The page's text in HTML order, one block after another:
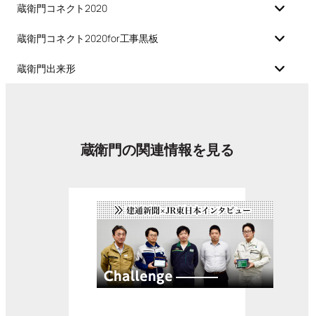
蔵衛門コネクト2020
蔵衛門コネクト2020for工事黒板
蔵衛門出来形
蔵衛門の関連情報を見る